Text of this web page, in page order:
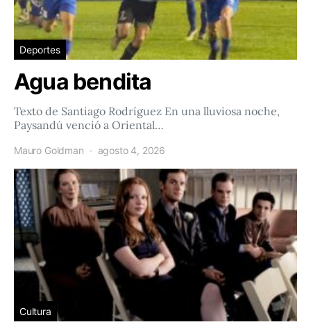
Deportes
Agua bendita
Texto de Santiago Rodríguez En una lluviosa noche,
Paysandú venció a Oriental…
Mauro Goldman agosto 4, 2026
Cultura